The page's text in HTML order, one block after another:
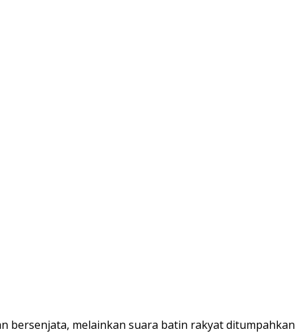
bersenjata, melainkan suara batin rakyat ditumpahkan